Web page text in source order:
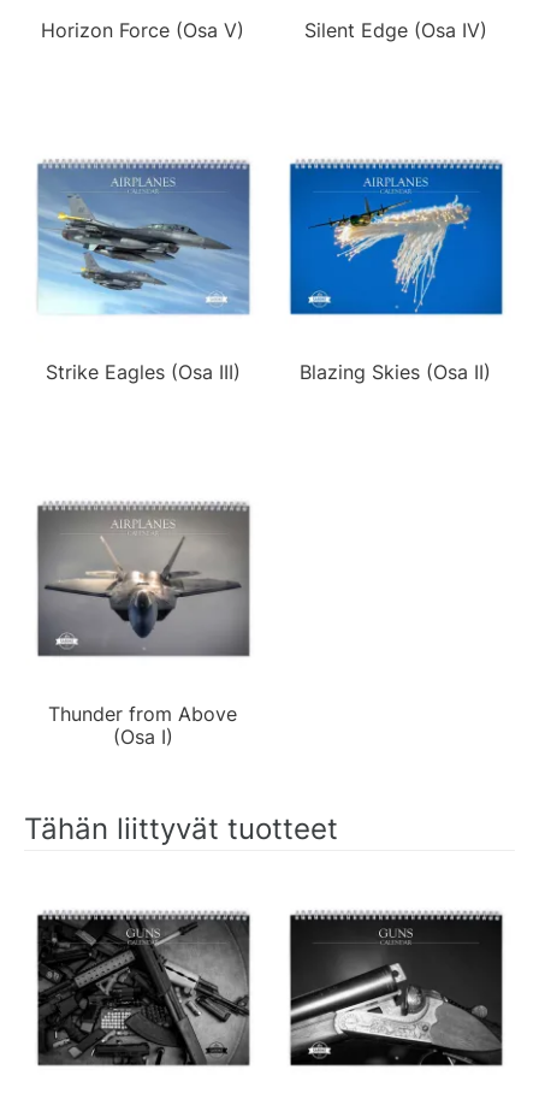
Horizon Force (Osa V) Silent Edge (Osa IV)
Strike Eagles (Osa III) Blazing Skies (Osa II)
Thunder from Above
(Osa I)
Tähän liittyvät tuotteet